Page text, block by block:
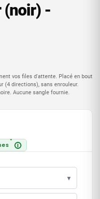
(noir) -
vos files d'attente. Placé en bout
(4 directions), sans enrouleur.
Aucune sangle fournie.
*
i
▾